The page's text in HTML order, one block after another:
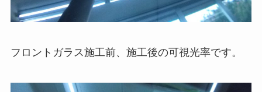
フロントガラス施工前、施工後の可視光率です。